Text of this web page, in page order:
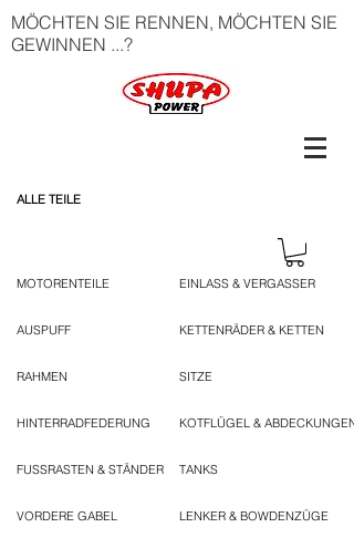
MÖCHTEN SIE RENNEN, MÖCHTEN SIE
GEWINNEN ...?
ALLE TEILE
MOTORENTEILE
AUSPUFF
RAHMEN
HINTERRADFEDERUNG
FUSSRASTEN & STÄNDER
VORDERE GABEL
EINLASS & VERGASSER
KETTENRÄDER & KETTEN
SITZE
KOTFLÜGEL & ABDECKUNGEN
TANKS
LENKER & BOWDENZÜGE